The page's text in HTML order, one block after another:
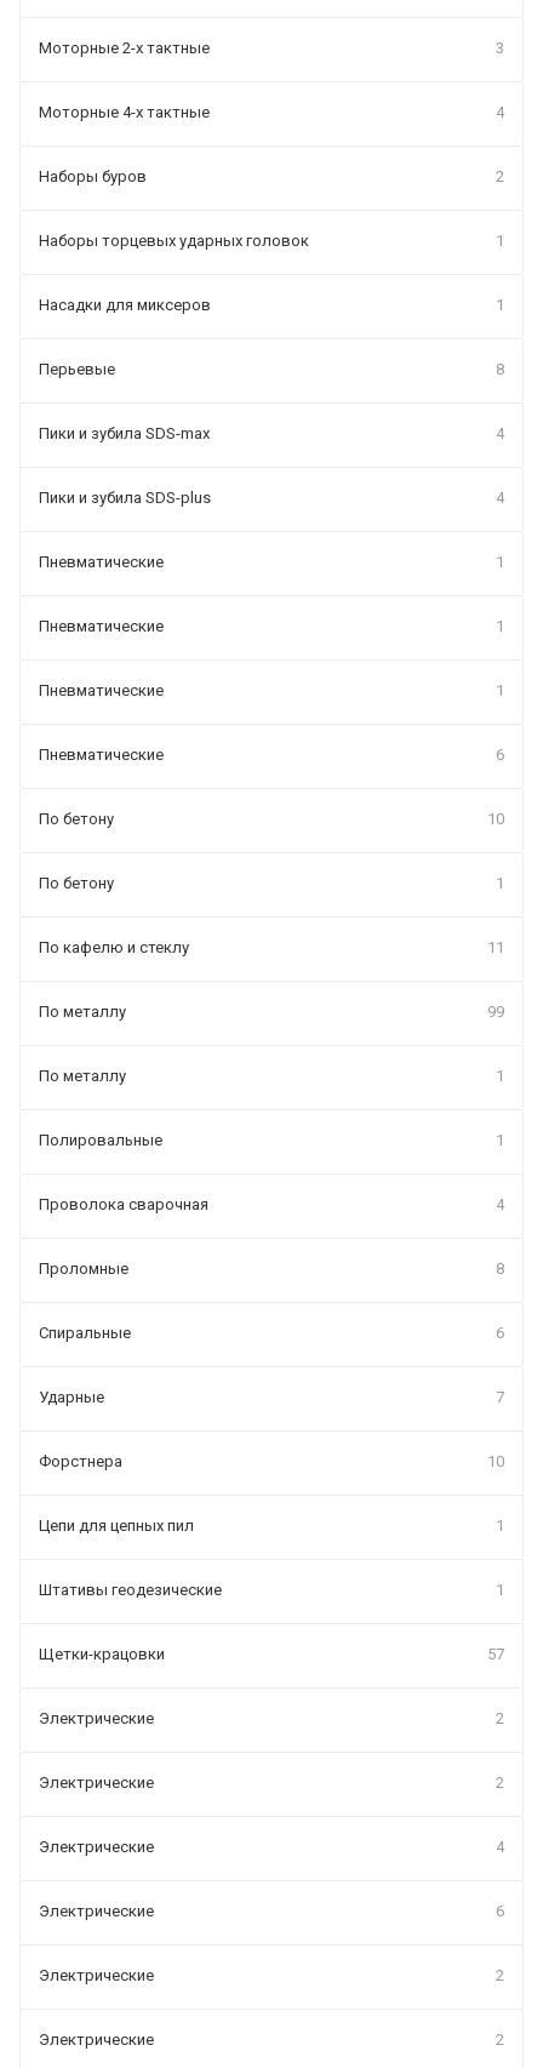
Моторные 2-х тактные 3
Моторные 4-х тактные 4
Наборы буров 2
Наборы торцевых ударных головок 1
Насадки для миксеров 1
Перьевые 8
Пики и зубила SDS-max 4
Пики и зубила SDS-plus 4
Пневматические 1
Пневматические 1
Пневматические 1
Пневматические 6
По бетону 10
По бетону 1
По кафелю и стеклу 11
По металлу 99
По металлу 1
Полировальные 1
Проволока сварочная 4
Проломные 8
Спиральные 6
Ударные 7
Форстнера 10
Цепи для цепных пил 1
Штативы геодезические 1
Щетки-крацовки 57
Электрические 2
Электрические 2
Электрические 4
Электрические 6
Электрические 2
Электрические 2